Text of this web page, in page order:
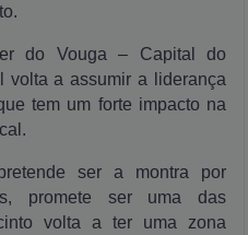
do Vouga – Capital do
volta a assumir a liderança
tem um forte impacto na
ser a montra por
promete ser uma das
volta a ter uma zona